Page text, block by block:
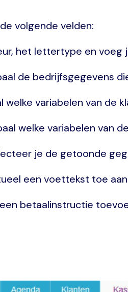
volgende velden:
het lettertype en voeg
de bedrijfsgegevens
welke variabelen van de
welke variabelen van
je de getoonde
een voettekst toe
betaalinstructie